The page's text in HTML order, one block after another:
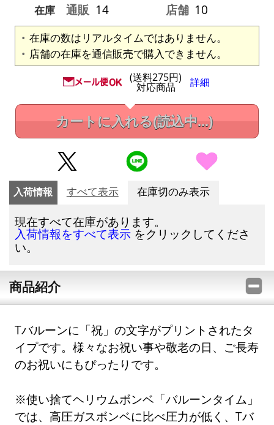
在庫
通販 14 店舗 10
在庫の数はリアルタイムではありません。
店舗の在庫を通信販売で購入できません。
(送料275円)
対応商品 詳細
カートに入れる(読込中...)
入荷情報 すべて表示 在庫切のみ表示
現在すべて在庫があります。
入荷情報をすべて表示 をクリックしてくださ
い。
商品紹介
Tバルーンに「祝」の文字がプリントされたタ
イプです。様々なお祝い事や敬老の日、ご長寿
のお祝いにもぴったりです。
※使い捨てヘリウムボンベ「バルーンタイム」
では、高圧ガスボンベに比べ圧力が低く、Tバ